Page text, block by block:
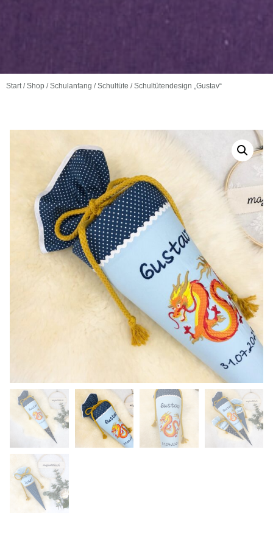
Start /Shop /Schulanfang /Schultüte / Schultütendesign „Gustav“